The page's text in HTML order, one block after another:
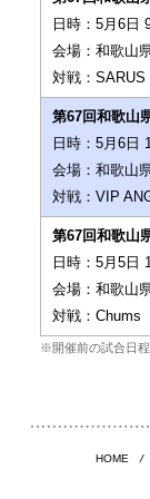
日時： 5月6日
会場： 和歌山
対戦： SARUS
第67回和歌山
日時： 5月6日
会場： 和歌山
対戦： VIP
第67回和歌山
日時： 5月5日
会場： 和歌山
対戦： Chums
※開催前の試合日程
HOME